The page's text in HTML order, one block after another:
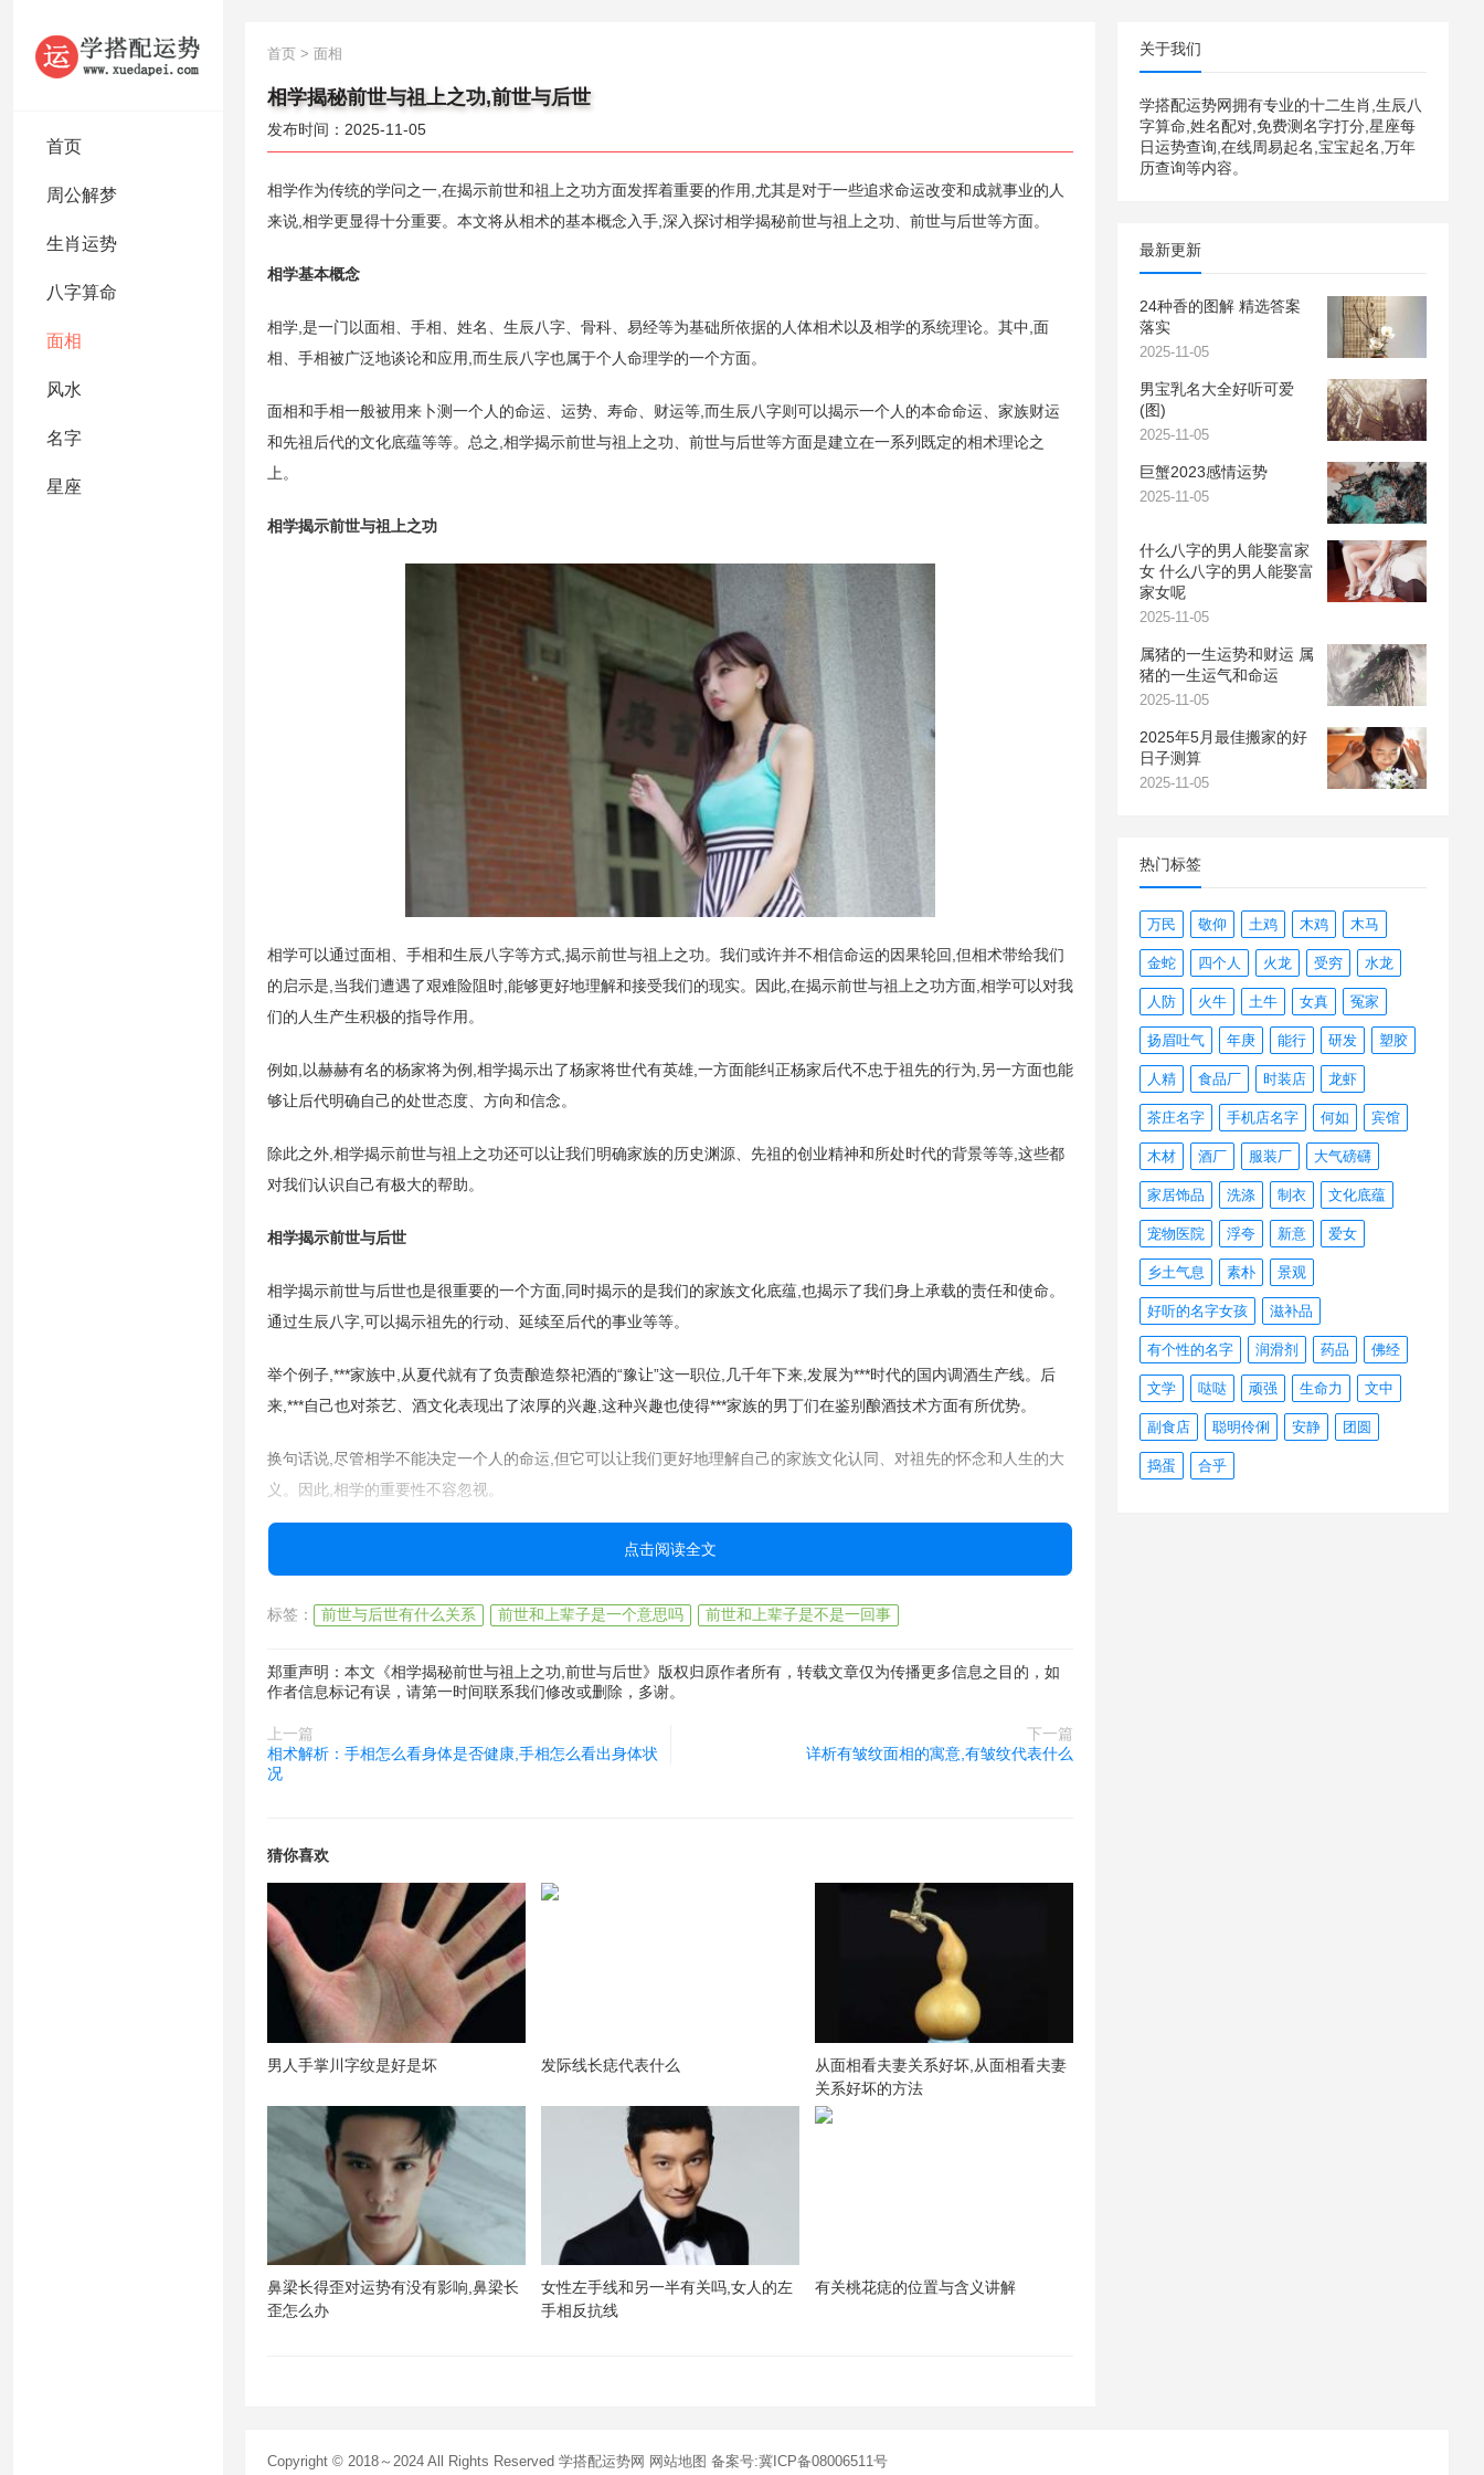
首页
周公解梦
生肖运势
八字算命
面相
风水
名字
星座
首页 > 面相
相学揭秘前世与祖上之功,前世与后世
发布时间：2025-11-05
相学作为传统的学问之一,在揭示前世和祖上之功方面发挥着重要的作用,尤其是对于一些追求命运改变和成就事业的人
来说,相学更显得十分重要。本文将从相术的基本概念入手,深入探讨相学揭秘前世与祖上之功、前世与后世等方面。
相学基本概念
相学,是一门以面相、手相、姓名、生辰八字、骨科、易经等为基础所依据的人体相术以及相学的系统理论。其中,面
相、手相被广泛地谈论和应用,而生辰八字也属于个人命理学的一个方面。
面相和手相一般被用来卜测一个人的命运、运势、寿命、财运等,而生辰八字则可以揭示一个人的本命命运、家族财运
和先祖后代的文化底蕴等等。总之,相学揭示前世与祖上之功、前世与后世等方面是建立在一系列既定的相术理论之
上。
相学揭示前世与祖上之功
相学可以通过面相、手相和生辰八字等方式,揭示前世与祖上之功。我们或许并不相信命运的因果轮回,但相术带给我们
的启示是,当我们遭遇了艰难险阻时,能够更好地理解和接受我们的现实。因此,在揭示前世与祖上之功方面,相学可以对我
们的人生产生积极的指导作用。
例如,以赫赫有名的杨家将为例,相学揭示出了杨家将世代有英雄,一方面能纠正杨家后代不忠于祖先的行为,另一方面也能
够让后代明确自己的处世态度、方向和信念。
除此之外,相学揭示前世与祖上之功还可以让我们明确家族的历史渊源、先祖的创业精神和所处时代的背景等等,这些都
对我们认识自己有极大的帮助。
相学揭示前世与后世
相学揭示前世与后世也是很重要的一个方面,同时揭示的是我们的家族文化底蕴,也揭示了我们身上承载的责任和使命。
通过生辰八字,可以揭示祖先的行动、延续至后代的事业等等。
举个例子,***家族中,从夏代就有了负责酿造祭祀酒的“豫让”这一职位,几千年下来,发展为***时代的国内调酒生产线。后
来,***自己也对茶艺、酒文化表现出了浓厚的兴趣,这种兴趣也使得***家族的男丁们在鉴别酿酒技术方面有所优势。
换句话说,尽管相学不能决定一个人的命运,但它可以让我们更好地理解自己的家族文化认同、对祖先的怀念和人生的大
义。因此,相学的重要性不容忽视。
式。相学可以帮助我们认清我们的性格特点、总结过去的经验以及更好地规划未来。
因此,在生活中,我们可以合理地运用相学,比如相亲对象的面相、姓名笔画等,都可以为我们揭示一些信息。但是,我们需
结语
学并不是一个完全准确的学问。
我们在对待相学的同时,也要注重实际操作,善于结合我们的实际来采用相学的见解。毕竟,对于每个人来说,自身的经验和
实践也是至关重要的。
点击阅读全文
标签： 前世与后世有什么关系 前世和上辈子是一个意思吗 前世和上辈子是不是一回事
郑重声明：本文《相学揭秘前世与祖上之功,前世与后世》版权归原作者所有，转载文章仅为传播更多信息之目的，如
作者信息标记有误，请第一时间联系我们修改或删除，多谢。
上一篇
相术解析：手相怎么看身体是否健康,手相怎么看出身体状
况
下一篇
详析有皱纹面相的寓意,有皱纹代表什么
猜你喜欢
男人手掌川字纹是好是坏 发际线长痣代表什么
从面相看夫妻关系好坏,从面相看夫妻
关系好坏的方法
鼻梁长得歪对运势有没有影响,鼻梁长
歪怎么办
女性左手线和另一半有关吗,女人的左
手相反抗线
有关桃花痣的位置与含义讲解
关于我们
学搭配运势网拥有专业的十二生肖,生辰八
字算命,姓名配对,免费测名字打分,星座每
日运势查询,在线周易起名,宝宝起名,万年
历查询等内容。
最新更新
24种香的图解 精选答案
落实
2025-11-05
男宝乳名大全好听可爱
(图)
2025-11-05
巨蟹2023感情运势
2025-11-05
什么八字的男人能娶富家
女 什么八字的男人能娶富
家女呢
2025-11-05
属猪的一生运势和财运 属
猪的一生运气和命运
2025-11-05
2025年5月最佳搬家的好
日子测算
2025-11-05
热门标签
万民 敬仰 土鸡 木鸡 木马
金蛇 四个人 火龙 受穷 水龙
人防 火牛 土牛 女真 冤家
扬眉吐气 年庚 能行 研发 塑胶
人精 食品厂 时装店 龙虾
茶庄名字 手机店名字 何如 宾馆
木材 酒厂 服装厂 大气磅礴
家居饰品 洗涤 制衣 文化底蕴
宠物医院 浮夸 新意 爱女
乡土气息 素朴 景观
好听的名字女孩 滋补品
有个性的名字 润滑剂 药品 佛经
文学 哒哒 顽强 生命力 文中
副食店 聪明伶俐 安静 团圆
捣蛋 合乎
Copyright © 2018～2024 All Rights Reserved 学搭配运势网 网站地图 备案号:冀ICP备08006511号